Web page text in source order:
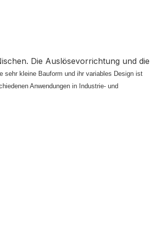
Die Auslösevorrichtung und die
sehr kleine Bauform und ihr variables Design ist
Anwendungen in Industrie- und